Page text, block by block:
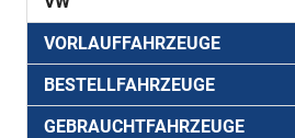
VORLAUFFAHRZEUGE
BESTELLFAHRZEUGE
GEBRAUCHTFAHRZEUGE